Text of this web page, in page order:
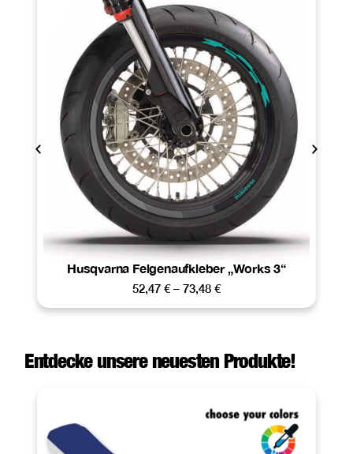
Husqvarna Felgenaufkleber „Works 3“
52,47 € – 73,48 €
Entdecke unsere neuesten Produkte!